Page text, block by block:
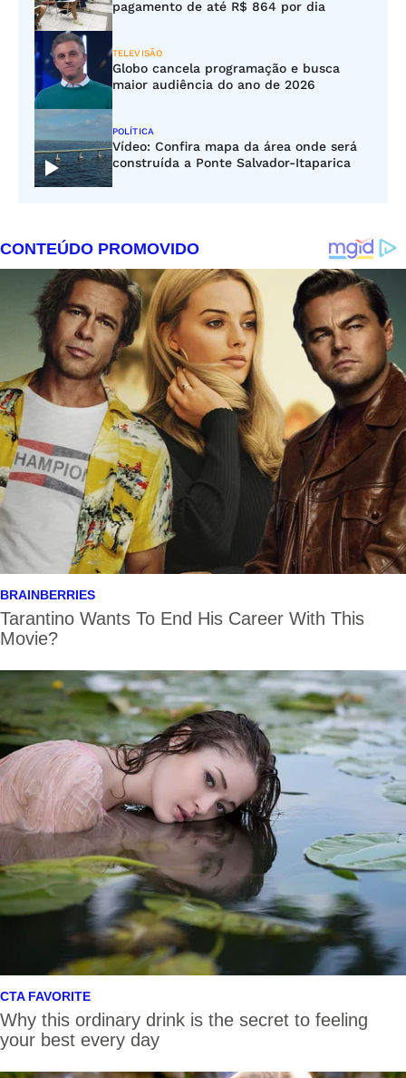
pagamento de até R$ 864 por dia
TELEVISÃO
Globo cancela programação e busca
maior audiência do ano de 2026
POLÍTICA
Vídeo: Confira mapa da área onde será
construída a Ponte Salvador-Itaparica